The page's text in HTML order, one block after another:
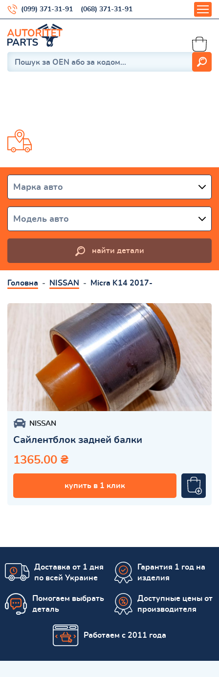
(099) 371-31-91 (068) 371-31-91
Марка авто
Модель авто
найти детали
Головна NISSAN Micra K14 2017-
NISSAN
Сайлентблок задней балки
1365.00 ₴
купить в 1 клик
Доставка от 1 дня
по всей Украине
Гарантия 1 год на
изделия
Помогаем выбрать
деталь
Доступные цены от
производителя
Работаем с 2011 года